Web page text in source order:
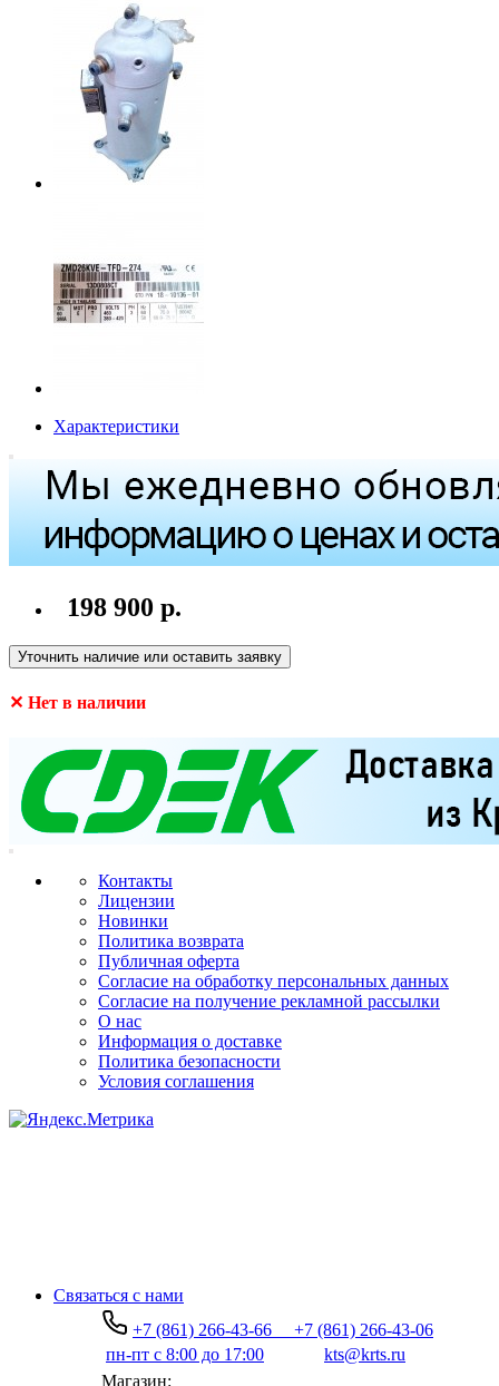
Характеристики
198 900 р.
Уточнить наличие или оставить заявку
✕ Нет в наличии
Контакты
Лицензии
Новинки
Политика возврата
Публичная оферта
Согласие на обработку персональных данных
Согласие на получение рекламной рассылки
О нас
Информация о доставке
Политика безопасности
Условия соглашения
Связаться с нами
+7 (861) 266-43-66
+7 (861) 266-43-06
пн-пт с 8:00 до 17:00
kts@krts.ru
Магазин: